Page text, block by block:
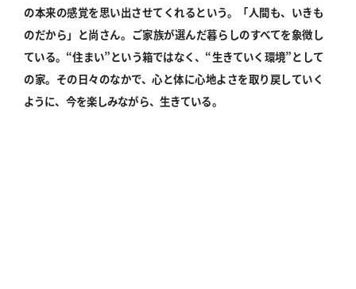
の本来の感覚を思い出させてくれるという。「人間も、いきも
のだから」と尚さん。ご家族が選んだ暮らしのすべてを象徴し
ている。“住まい”という箱ではなく、“生きていく環境”として
の家。その日々のなかで、心と体に心地よさを取り戻していく
ように、今を楽しみながら、生きている。